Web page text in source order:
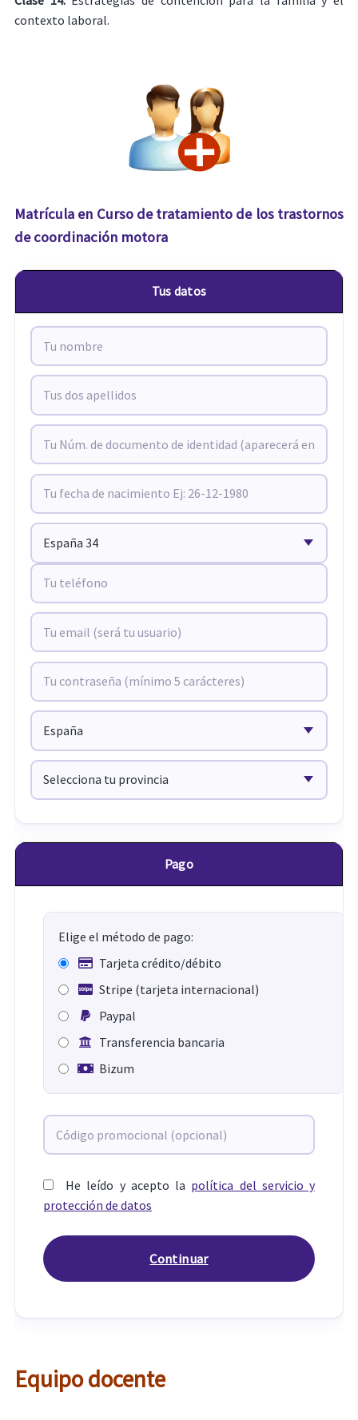
contexto laboral.
Matrícula en Curso de tratamiento de los trastornos
de coordinación motora
Tus datos
Pago
Elige el método de pago:
Tarjeta crédito/débito
Stripe (tarjeta internacional)
Paypal
Transferencia bancaria
Bizum
He leído y acepto la política del servicio y
protección de datos
Equipo docente